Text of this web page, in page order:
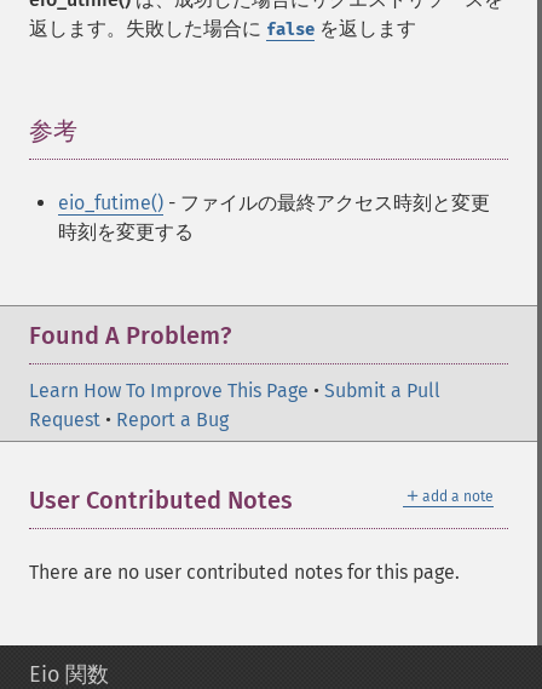
返します。失敗した場合に false を返します
参考
eio_futime() - ファイルの最終アクセス時刻と変更
時刻を変更する
Found A Problem?
Learn How To Improve This Page • Submit a Pull
Request • Report a Bug
＋ add a note
User Contributed Notes
There are no user contributed notes for this page.
Eio 関数